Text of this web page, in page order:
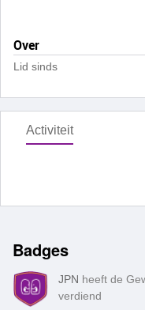
Over
Lid sinds
Activiteit
Badges
JPN heeft de
verdiend